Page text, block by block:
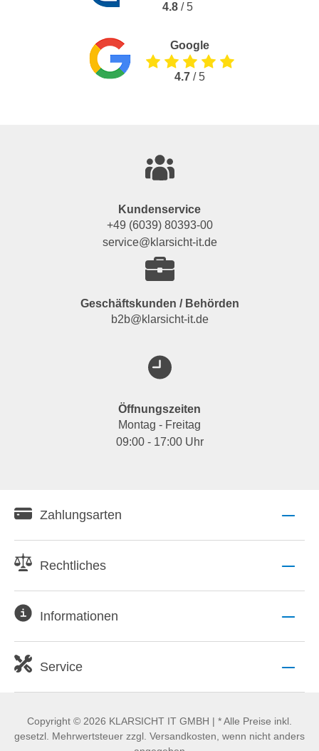
4.8 / 5
Google
4.7 / 5
Kundenservice
+49 (6039) 80393-00
service@klarsicht-it.de
Geschäftskunden / Behörden
b2b@klarsicht-it.de
Öffnungszeiten
Montag - Freitag
09:00 - 17:00 Uhr
Zahlungsarten
Rechtliches
Informationen
Service
Copyright © 2026 KLARSICHT IT GMBH | * Alle Preise inkl.
gesetzl. Mehrwertsteuer zzgl. Versandkosten, wenn nicht anders